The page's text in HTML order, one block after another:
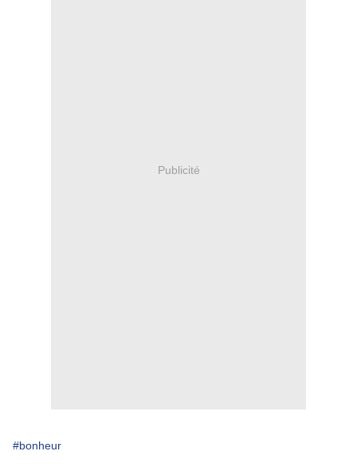
Publicité
#bonheur